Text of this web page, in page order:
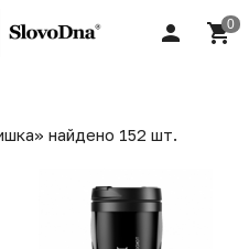
найдено 152 шт.